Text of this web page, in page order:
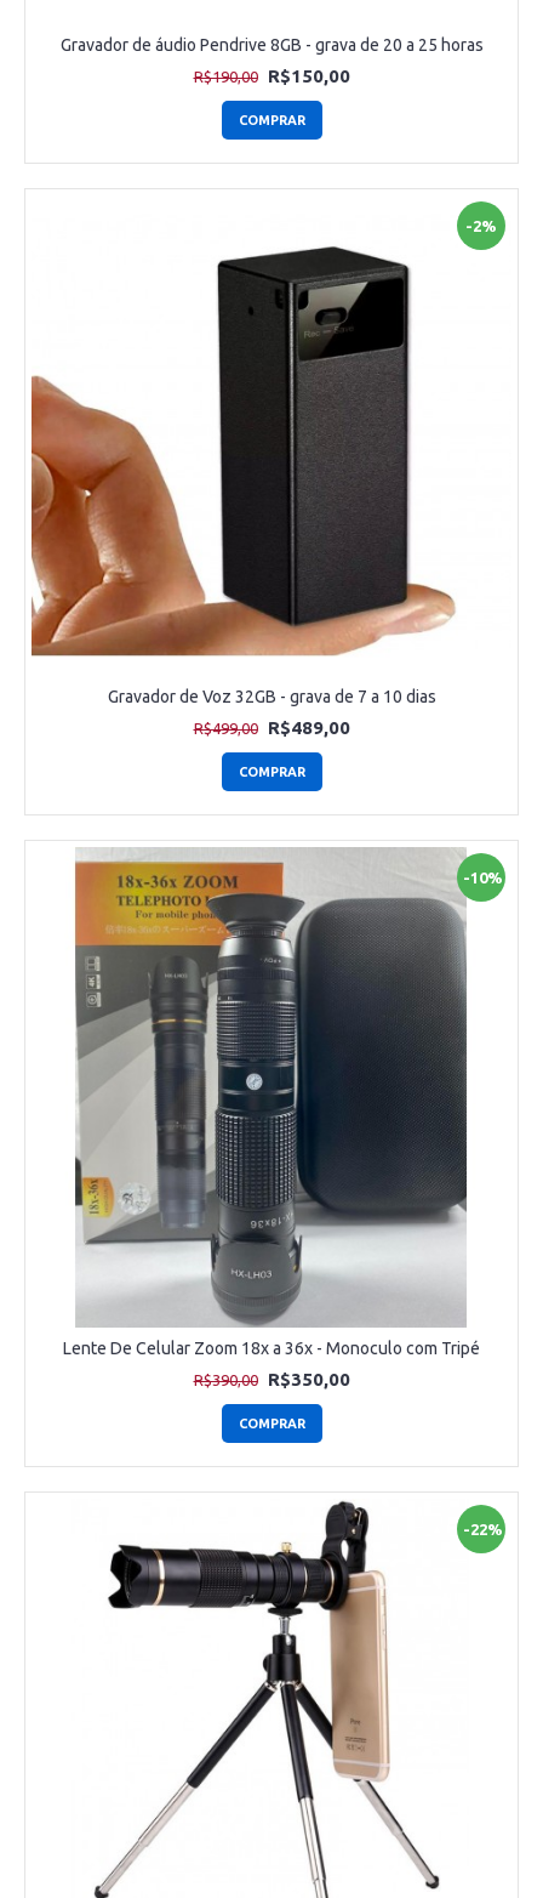
Gravador de áudio Pendrive 8GB - grava de 20 a 25 horas
R$190,00 R$150,00
COMPRAR
-2%
Gravador de Voz 32GB - grava de 7 a 10 dias
R$499,00 R$489,00
COMPRAR
-10%
Lente De Celular Zoom 18x a 36x - Monoculo com Tripé
R$390,00 R$350,00
COMPRAR
-22%